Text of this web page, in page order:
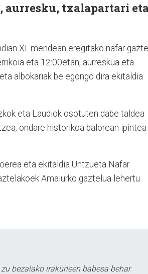
aurresku, txalapartari
XI. mendean eregitako nafar
eta 12:00etan, aurreskua eta
albokariak be egongo dira ekitaldia
eta Laudiok osotuten dabe taldea
ondare historikoa balorean ipintea
eta ekitaldia Untzueta Nafar
Amaiurko gaztelua lehertu
bezalako irakurleen babesa behar